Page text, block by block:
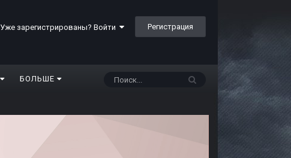
Уже зарегистрированы? Войти Регистрация
БОЛЬШЕ